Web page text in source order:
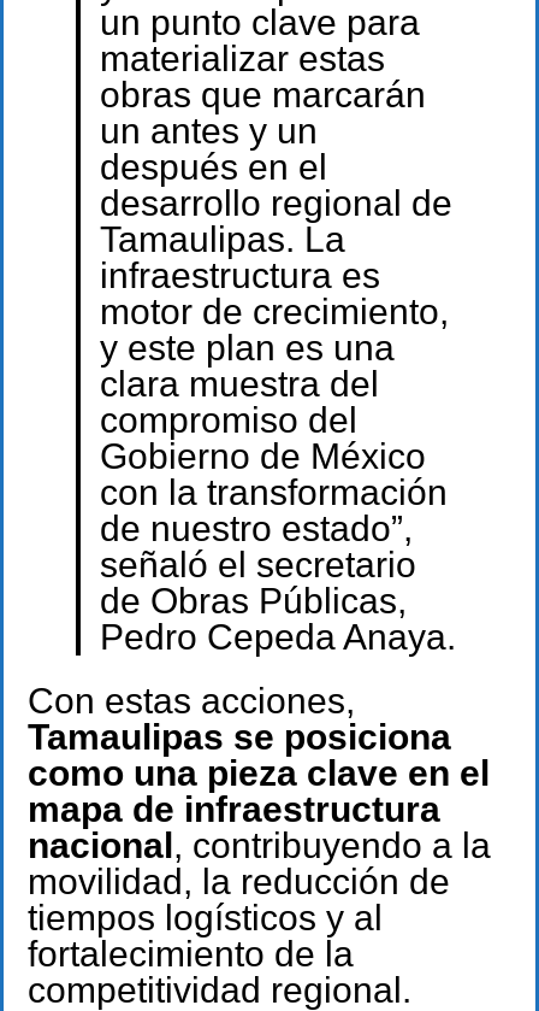
un punto clave para
materializar estas
obras que marcarán
un antes y un
después en el
desarrollo regional de
Tamaulipas. La
infraestructura es
motor de crecimiento,
y este plan es una
clara muestra del
compromiso del
Gobierno de México
con la transformación
de nuestro estado”,
señaló el secretario
de Obras Públicas,
Pedro Cepeda Anaya.
Con estas acciones,
Tamaulipas se posiciona
como una pieza clave en el
mapa de infraestructura
nacional, contribuyendo a la
movilidad, la reducción de
tiempos logísticos y al
fortalecimiento de la
competitividad regional.